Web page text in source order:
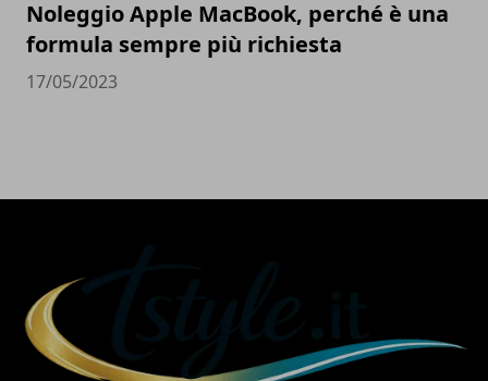
Noleggio Apple MacBook, perché è una
formula sempre più richiesta
17/05/2023